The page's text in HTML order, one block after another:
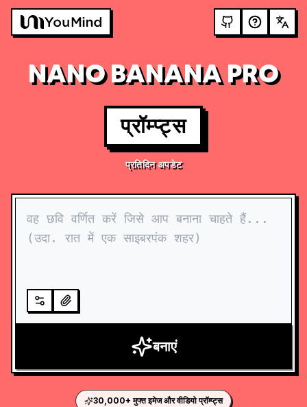
NANO BANANA PRO
प्रॉम्प्ट्स
प्रतिदिन अपडेट
बनाएं
30,000+ मुफ्त इमेज और वीडियो प्रॉम्प्ट्स